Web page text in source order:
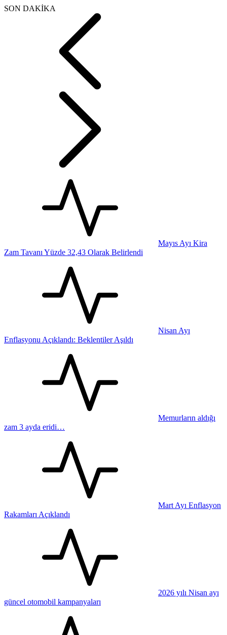
SON DAKİKA
Mayıs Ayı Kira
Zam Tavanı Yüzde 32,43 Olarak Belirlendi
Nisan Ayı
Enflasyonu Açıklandı: Beklentiler Aşıldı
Memurların aldığı
zam 3 ayda eridi…
Mart Ayı Enflasyon
Rakamları Açıklandı
2026 yılı Nisan ayı
güncel otomobil kampanyaları